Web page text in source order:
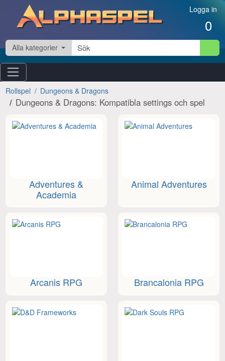
Hoppa till innehåll Logga in
0
Alla kategorier
Rollspel Dungeons & Dragons
Dungeons & Dragons: Kompatibla settings och spel
Adventures &
Academia
Animal Adventures
Arcanis RPG Brancalonia RPG